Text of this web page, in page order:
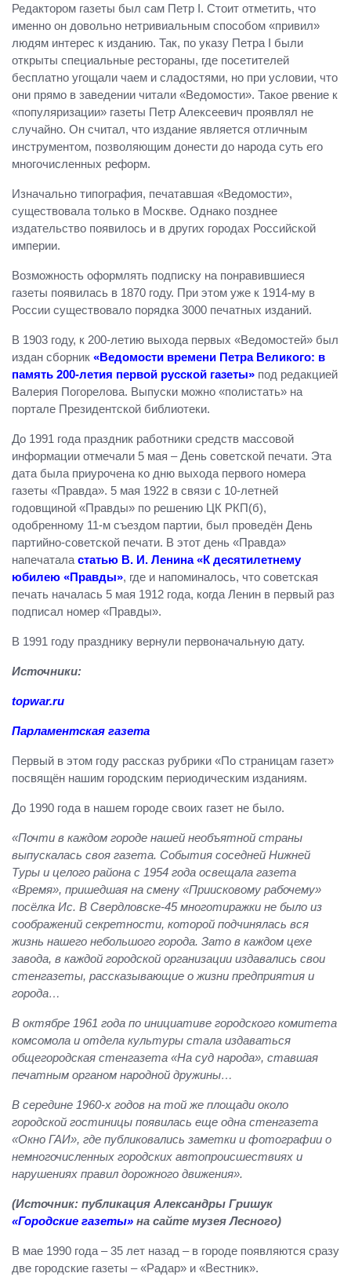
Редактором газеты был сам Петр I. Стоит отметить, что
именно он довольно нетривиальным способом «привил»
людям интерес к изданию. Так, по указу Петра I были
открыты специальные рестораны, где посетителей
бесплатно угощали чаем и сладостями, но при условии, что
они прямо в заведении читали «Ведомости». Такое рвение к
«популяризации» газеты Петр Алексеевич проявлял не
случайно. Он считал, что издание является отличным
инструментом, позволяющим донести до народа суть его
многочисленных реформ.
Изначально типография, печатавшая «Ведомости»,
существовала только в Москве. Однако позднее
издательство появилось и в других городах Российской
империи.
Возможность оформлять подписку на понравившиеся
газеты появилась в 1870 году. При этом уже к 1914-му в
России существовало порядка 3000 печатных изданий.
В 1903 году, к 200-летию выхода первых «Ведомостей» был
издан сборник «Ведомости времени Петра Великого: в
память 200-летия первой русской газеты» под редакцией
Валерия Погорелова. Выпуски можно «полистать» на
портале Президентской библиотеки.
До 1991 года праздник работники средств массовой
информации отмечали 5 мая – День советской печати. Эта
дата была приурочена ко дню выхода первого номера
газеты «Правда». 5 мая 1922 в связи с 10-летней
годовщиной «Правды» по решению ЦК РКП(б),
одобренному 11-м съездом партии, был проведён День
партийно-советской печати. В этот день «Правда»
напечатала статью В. И. Ленина «К десятилетнему
юбилею «Правды», где и напоминалось, что советская
печать началась 5 мая 1912 года, когда Ленин в первый раз
подписал номер «Правды».
В 1991 году празднику вернули первоначальную дату.
Источники:
topwar.ru
Парламентская газета
Первый в этом году рассказ рубрики «По страницам газет»
посвящён нашим городским периодическим изданиям.
До 1990 года в нашем городе своих газет не было.
«Почти в каждом городе нашей необъятной страны
выпускалась своя газета. События соседней Нижней
Туры и целого района с 1954 года освещала газета
«Время», пришедшая на смену «Приисковому рабочему»
посёлка Ис. В Свердловске-45 многотиражки не было из
соображений секретности, которой подчинялась вся
жизнь нашего небольшого города. Зато в каждом цехе
завода, в каждой городской организации издавались свои
стенгазеты, рассказывающие о жизни предприятия и
города…
В октябре 1961 года по инициативе городского комитета
комсомола и отдела культуры стала издаваться
общегородская стенгазета «На суд народа», ставшая
печатным органом народной дружины…
В середине 1960-х годов на той же площади около
городской гостиницы появилась еще одна стенгазета
«Окно ГАИ», где публиковались заметки и фотографии о
немногочисленных городских автопроисшествиях и
нарушениях правил дорожного движения».
(Источник: публикация Александры Гришук
«Городские газеты» на сайте музея Лесного)
В мае 1990 года – 35 лет назад – в городе появляются сразу
две городские газеты – «Радар» и «Вестник».